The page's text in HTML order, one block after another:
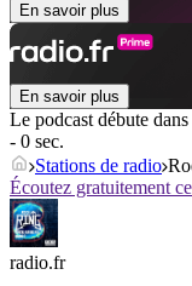
En savoir plus
En savoir plus
Le podcast débute dans
- 0 sec.
Stations de radio
Écoutez gratuitement
radio.fr